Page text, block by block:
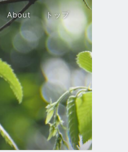
About トップ